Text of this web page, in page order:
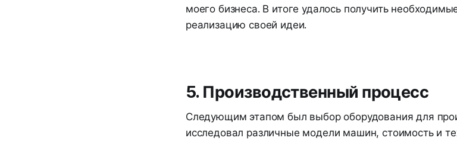
моего бизнеса. В итоге удалось получить
реализацию своей идеи.
5. Производственный процесс
Следующим этапом был выбор оборудования для
исследовал различные модели машин, стоимость и